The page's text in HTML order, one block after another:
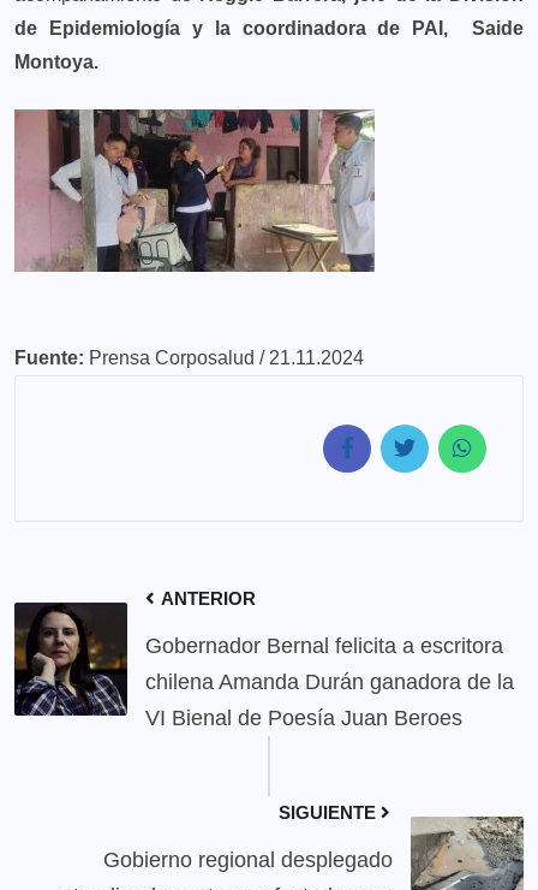
de Epidemiología y la coordinadora de PAI, Saide
Montoya.
Fuente: Prensa Corposalud / 21.11.2024
ANTERIOR
Gobernador Bernal felicita a escritora
chilena Amanda Durán ganadora de la
VI Bienal de Poesía Juan Beroes
SIGUIENTE
Gobierno regional desplegado